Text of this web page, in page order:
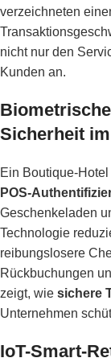
verzeichneten
nicht nur den
Kunden an.
Sicherheit
Ein Boutique-
POS-
Geschenkeladen
Technologie
reibungslosere
Rückbuchungen
zeigt, wie sichere
Unternehmen
IoT-Smart-